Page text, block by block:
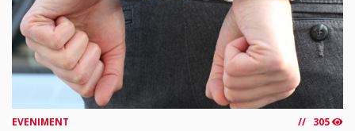
EVENIMENT 305